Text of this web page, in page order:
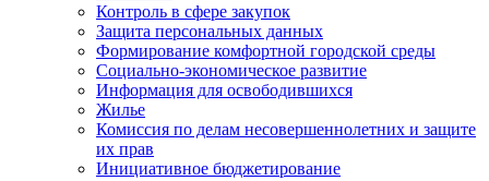
Контроль в сфере закупок
Защита персональных данных
Формирование комфортной городской среды
Социально-экономическое развитие
Информация для освободившихся
Жилье
Комиссия по делам несовершеннолетних и защите
их прав
Инициативное бюджетирование